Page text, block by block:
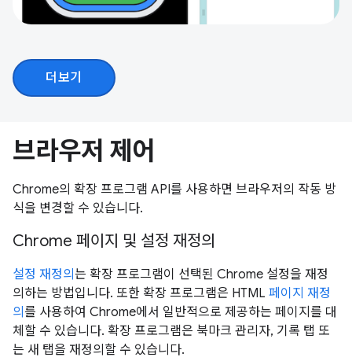
더보기
브라우저 제어
Chrome의 확장 프로그램 API를 사용하면 브라우저의 작동 방
식을 변경할 수 있습니다.
Chrome 페이지 및 설정 재정의
설정 재정의 는 확장 프로그램이 선택된 Chrome 설정을 재정
의하는 방법입니다. 또한 확장 프로그램은 HTML 페이지 재정
의 를 사용하여 Chrome에서 일반적으로 제공하는 페이지를 대
체할 수 있습니다. 확장 프로그램은 북마크 관리자, 기록 탭 또
는 새 탭을 재정의할 수 있습니다.